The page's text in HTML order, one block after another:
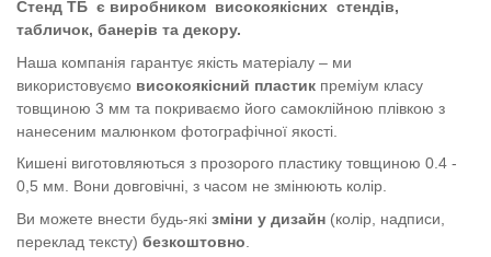
Стенд ТБ є виробником високоякісних стендів,
табличок, банерів та декору.
Наша компанія гарантує якість матеріалу – ми
використовуємо високоякісний пластик преміум класу
товщиною 3 мм та покриваємо його самоклійною плівкою з
нанесеним малюнком фотографічної якості.
Кишені виготовляються з прозорого пластику товщиною 0.4 -
0,5 мм. Вони довговічні, з часом не змінюють колір.
Ви можете внести будь-які зміни у дизайн (колір, надписи,
переклад тексту) безкоштовно